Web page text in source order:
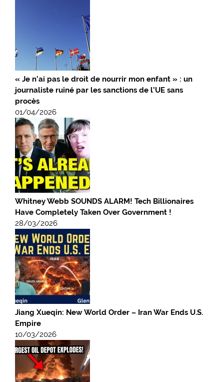
« Je n’ai pas le droit de nourrir mon enfant » : un
journaliste ruiné par les sanctions de l’UE sans
procès
01/04/2026
Whitney Webb SOUNDS ALARM! Tech Billionaires
Have Completely Taken Over Government !
28/03/2026
Jiang Xueqin: New World Order – Iran War Ends U.S.
Empire
10/03/2026